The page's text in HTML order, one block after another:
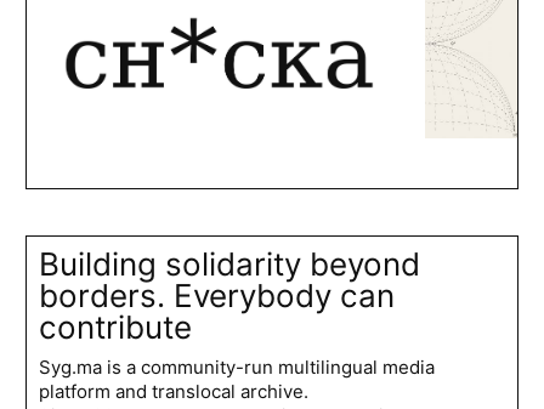
Building solidarity beyond
borders. Everybody can
contribute
Syg.ma is a community-run multilingual media
platform and translocal archive.